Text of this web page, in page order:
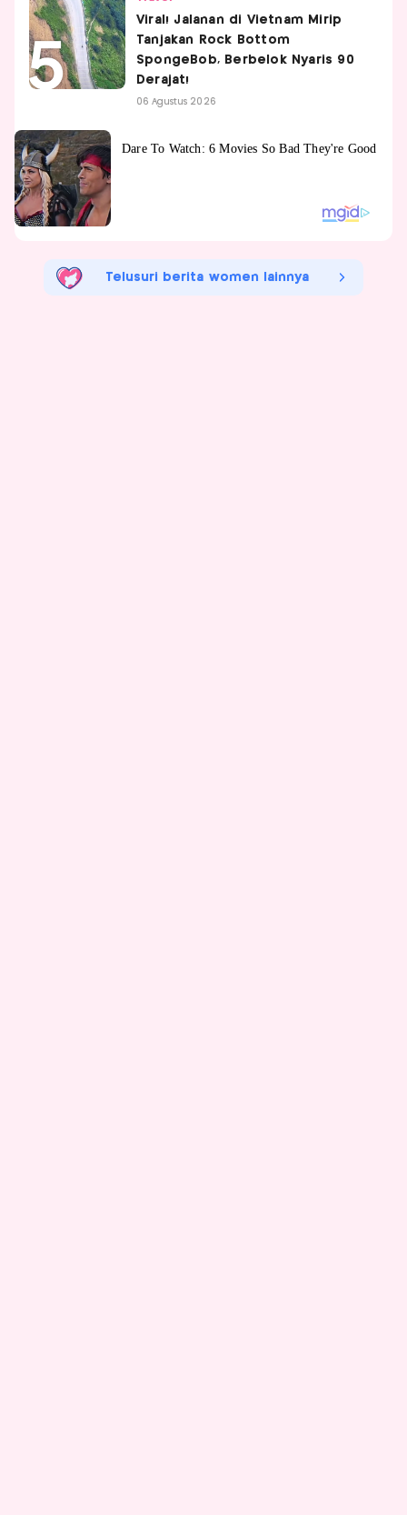
Viral! Jalanan di Vietnam Mirip
Tanjakan Rock Bottom
SpongeBob, Berbelok Nyaris 90
Derajat!
06 Agustus 2026
Telusuri berita women lainnya